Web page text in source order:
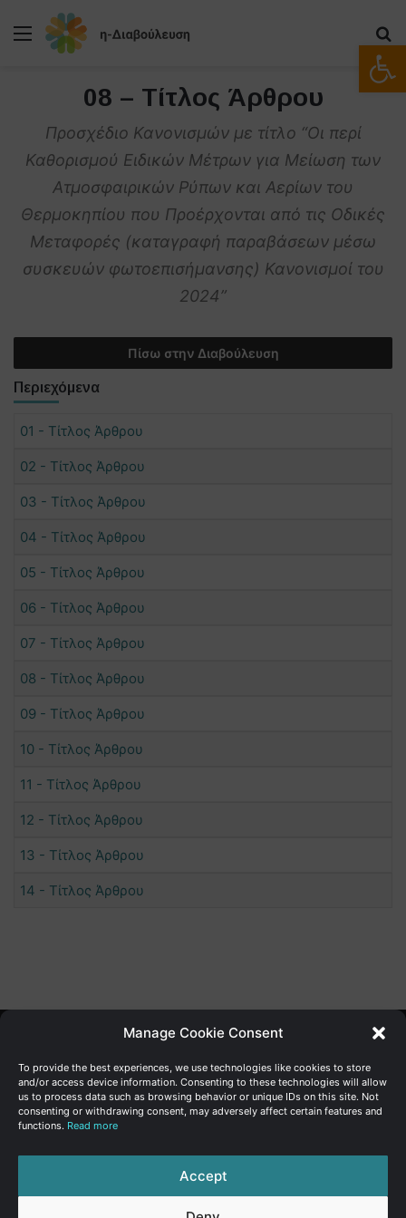
Manage Cookie Consent
To provide the best experiences, we use technologies like cookies to store
and/or access device information. Consenting to these technologies will allow
us to process data such as browsing behavior or unique IDs on this site. Not
consenting or withdrawing consent, may adversely affect certain features and
functions. Read more
Accept
Μενού
08 – Τίτλος Άρθρου
Προσχέδιο Κανονισμών με τίτλο “Οι περί
Καθορισμού Ειδικών Μέτρων για Μείωση των
Ατμοσφαιρικών Ρύπων και Αερίων του
Θερμοκηπίου που Προέρχονται από τις Οδικές
Μεταφορές (καταγραφή παραβάσεων μέσω
συσκευών φωτοεπισήμανσης) Κανονισμοί του
2024”
Πίσω στην Διαβούλευση
Περιεχόμενα
01 - Τίτλος Άρθρου
02 - Τίτλος Άρθρου
03 - Τίτλος Άρθρου
04 - Τίτλος Άρθρου
05 - Τίτλος Άρθρου
06 - Τίτλος Άρθρου
07 - Τίτλος Άρθρου
08 - Τίτλος Άρθρου
09 - Τίτλος Άρθρου
10 - Τίτλος Άρθρου
11 - Τίτλος Άρθρου
12 - Τίτλος Άρθρου
13 - Τίτλος Άρθρου
14 - Τίτλος Άρθρου
Γενική Διεύθυνση Ανάπτυξης
Υπουργείο Οικονομικών | Κυπριακή Δημοκρατία
Ιστ: